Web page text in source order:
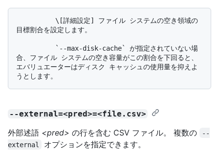
目標割合を設定します。
合、ファイル システムの空き容量がこの割合を下回ると、
エバリュエーターはディスク キャッシュの使用量を抑えよ
--external=<pred>=<file.csv>
外部述語 <pred> の行を含む CSV ファイル。 複数の
--
external
オプションを指定できます。